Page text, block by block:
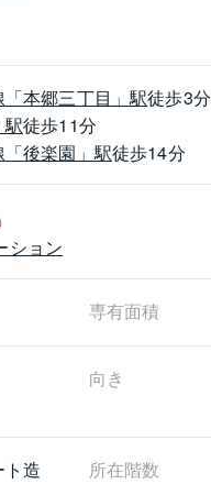
」駅　徒歩14分
」駅　徒歩16分
可能です。
「本郷三丁目」駅徒歩3分
駅徒歩11分
「後楽園」駅徒歩14分
ション
専有面積
向き
造 所在階数